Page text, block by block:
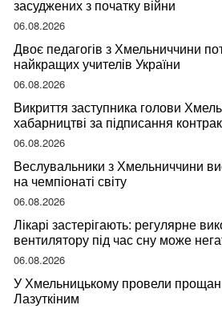
засуджених з початку війни
06.08.2026
Двоє педагогів з Хмельниччини
найкращих учителів України
06.08.2026
Викриття заступника голови
хабарництві за підписання
06.08.2026
Веслувальники з Хмельниччини
на чемпіонаті світу
06.08.2026
Лікарі застерігають: регулярне
вентилятору під час сну може
ваше здоров’я
06.08.2026
У Хмельницькому провели
Лазуткіним